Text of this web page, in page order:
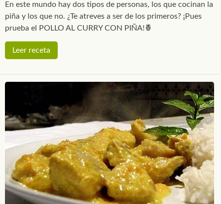
En este mundo hay dos tipos de personas, los que cocinan la
piña y los que no. ¿Te atreves a ser de los primeros? ¡Pues
prueba el POLLO AL CURRY CON PIÑA!🍍
Leer receta